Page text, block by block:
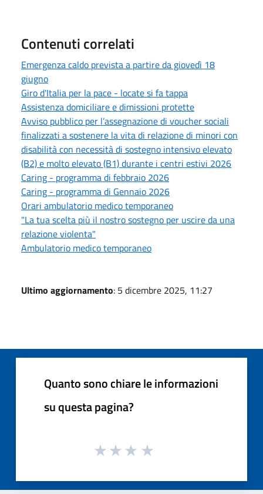
Contenuti correlati
Emergenza caldo prevista a partire da giovedì 18
giugno
Giro d'Italia per la pace - locate si fa tappa
Assistenza domiciliare e dimissioni protette
Avviso pubblico per l’assegnazione di voucher sociali
finalizzati a sostenere la vita di relazione di minori con
disabilità con necessità di sostegno intensivo elevato
(B2) e molto elevato (B1) durante i centri estivi 2026
Caring - programma di febbraio 2026
Caring - programma di Gennaio 2026
Orari ambulatorio medico temporaneo
"La tua scelta più il nostro sostegno per uscire da una
relazione violenta"
Ambulatorio medico temporaneo
Ultimo aggiornamento: 5 dicembre 2025, 11:27
Quanto sono chiare le informazioni
su questa pagina?